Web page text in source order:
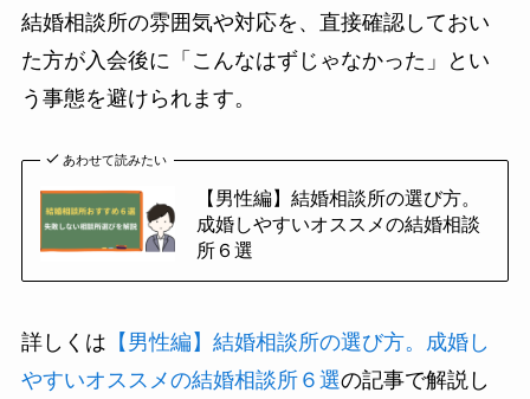
結婚相談所の雰囲気や対応を、直接確認しておい
た方が入会後に「こんなはずじゃなかった」とい
う事態を避けられます。
あわせて読みたい
【男性編】結婚相談所の選び方。
成婚しやすいオススメの結婚相談
所６選
詳しくは 【男性編】結婚相談所の選び方。成婚し
やすいオススメの結婚相談所６選の記事で解説し